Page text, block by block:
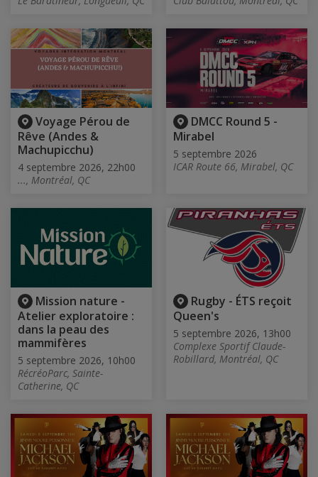
Voyage Pérou de
Rêve (Andes &
Machupicchu)
4 septembre 2026, 22h00
..., Montréal, QC
DMCC Round 5 -
Mirabel
5 septembre 2026
ICAR Route 66, Mirabel, QC
Mission nature -
Atelier exploratoire :
dans la peau des
mammifères
5 septembre 2026, 10h00
RécréoParc, Sainte-
Catherine, QC
Rugby - ÉTS reçoit
Queen's
5 septembre 2026, 13h00
Complexe Sportif Claude-
Robillard, Montréal, QC